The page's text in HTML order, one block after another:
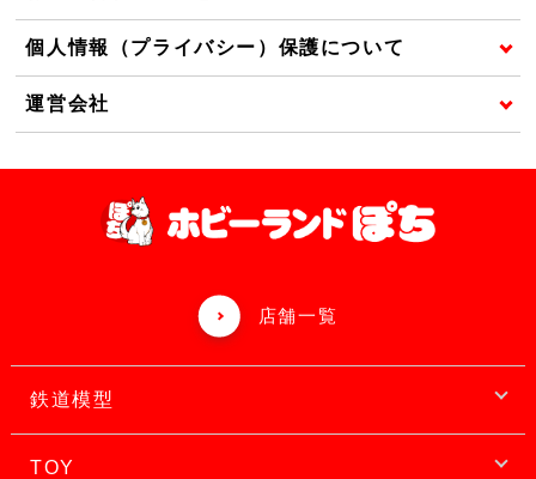
個人情報（プライバシー）保護について
運営会社
店舗一覧
鉄道模型
TOY